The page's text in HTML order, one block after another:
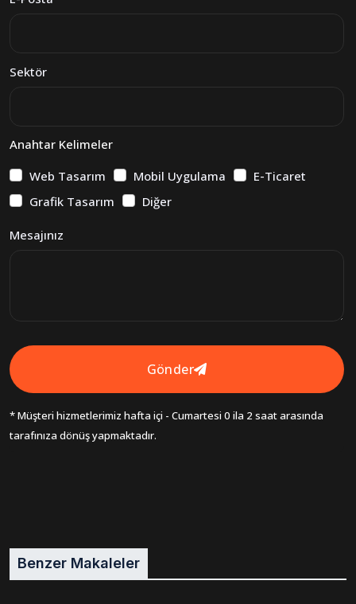
Sektör
Anahtar Kelimeler
Web Tasarım
Mobil Uygulama
E-Ticaret
Grafik Tasarım
Diğer
Mesajınız
Gönder
* Müşteri hizmetlerimiz hafta içi - Cumartesi 0 ila 2 saat arasında
tarafınıza dönüş yapmaktadır.
Benzer Makaleler